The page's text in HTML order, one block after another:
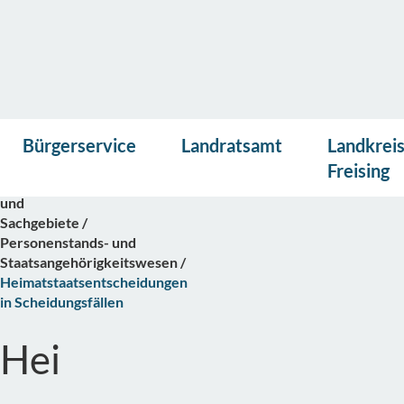
PresseKontakt Suche
Bürgerservice Landratsamt
Landkreis
Freising
Startseite
und
Sachgebiete
Personenstands- und
Staatsangehörigkeitswesen
Heimatstaatsentscheidungen
in Scheidungsfällen
lese
Hei